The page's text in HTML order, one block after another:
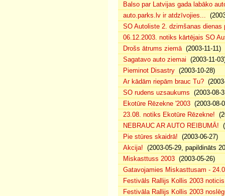
Balso par Latvijas gada labāko
auto.parks.lv ir atdzīvojies...
SO Autoliste 2. dzimšanas dienas
06.12.2003. notiks kārtējais SO
Drošs ātrums ziemā(2003-11-11)
Sagatavo auto ziemai (2003-11-
Pieminot Disastry (2003-10-28)
Ar kādām riepām brauc Tu?
SO rudens uzsaukums (2003-08-
Ekotūre Rēzekne '2003 (2003-08-
23.08. notiks Ekotūre Rēzekne!
NEBRAUC AR AUTO REIBUMĀ!
Pie stūres skaidrā! (2003-06-27)
Akcija! (2003-05-29, papildināts
Miskasttuss 2003 (2003-05-26)
Gatavojamies Miskasttusam -
Festivāls Rallijs Kollis 2003
Festivāla Rallijs Kollis 2003